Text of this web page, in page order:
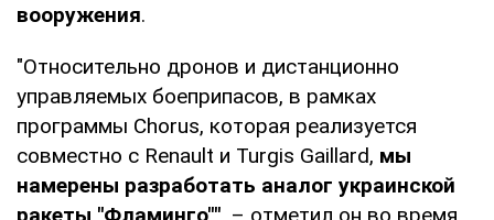
вооружения.
"Относительно дронов и дистанционно
управляемых боеприпасов, в рамках
программы Chorus, которая реализуется
совместно с Renault и Turgis Gaillard, мы
намерены разработать аналог украинской
ракеты "Фламинго"", – отметил он во время